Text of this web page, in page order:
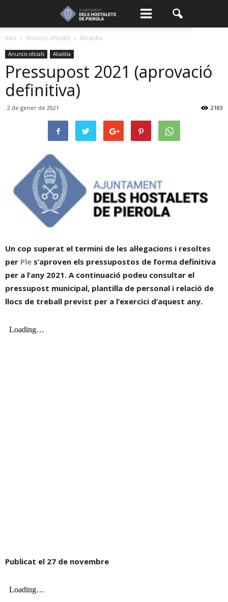
Inici Anuncis oficials Alcaldia
Anuncis oficials Alcaldia
Pressupost 2021 (aprovació
definitiva)
2 de gener de 2021 2183
Un cop superat el termini de les al·legacions i resoltes
per Ple s’aproven els pressupostos de forma definitiva
per a l’any 2021. A continuació podeu consultar el
pressupost municipal, plantilla de personal i relació de
llocs de treball previst per a l’exercici d’aquest any.
Publicat el 27 de novembre